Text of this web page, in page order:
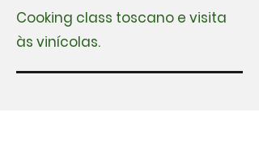
Cooking class toscano e visita
às vinícolas.